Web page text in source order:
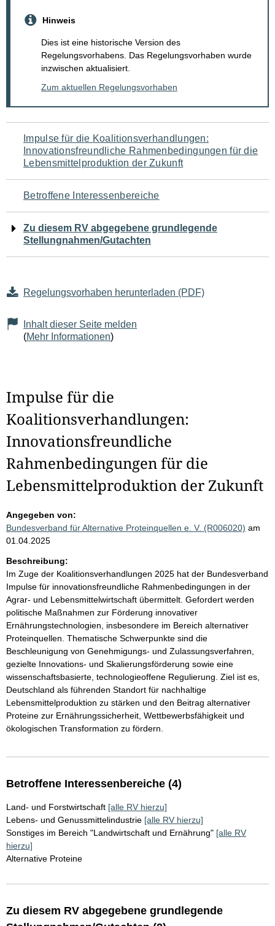
Hinweis
Dies ist eine historische Version des
Regelungsvorhabens. Das Regelungsvorhaben wurde
inzwischen aktualisiert.
Zum aktuellen Regelungsvorhaben
Navigation
für
den
Seiteninhalt
Impulse für die Koalitionsverhandlungen:
Innovationsfreundliche Rahmenbedingungen für die
Lebensmittelproduktion der Zukunft
Betroffene Interessenbereiche
Zu diesem RV abgegebene grundlegende
Stellungnahmen/Gutachten
Regelungsvorhaben herunterladen (PDF)
Inhalt dieser Seite melden
(Mehr Informationen)
Impulse für die
Koalitionsverhandlungen:
Innovationsfreundliche
Rahmenbedingungen für die
Lebensmittelproduktion der Zukunft
Angegeben von:
Bundesverband für Alternative Proteinquellen e. V. (R006020) am
01.04.2025
Beschreibung:
Im Zuge der Koalitionsverhandlungen 2025 hat der Bundesverband
Impulse für innovationsfreundliche Rahmenbedingungen in der
Agrar- und Lebensmittelwirtschaft übermittelt. Gefordert werden
politische Maßnahmen zur Förderung innovativer
Ernährungstechnologien, insbesondere im Bereich alternativer
Proteinquellen. Thematische Schwerpunkte sind die
Beschleunigung von Genehmigungs- und Zulassungsverfahren,
gezielte Innovations- und Skalierungsförderung sowie eine
wissenschaftsbasierte, technologieoffene Regulierung. Ziel ist es,
Deutschland als führenden Standort für nachhaltige
Lebensmittelproduktion zu stärken und den Beitrag alternativer
Proteine zur Ernährungssicherheit, Wettbewerbsfähigkeit und
ökologischen Transformation zu fördern.
Betroffene Interessenbereiche (4)
Land- und Forstwirtschaft [alle RV hierzu]
Lebens- und Genussmittelindustrie [alle RV hierzu]
Sonstiges im Bereich "Landwirtschaft und Ernährung" [alle RV
hierzu]
Alternative Proteine
Zu diesem RV abgegebene grundlegende